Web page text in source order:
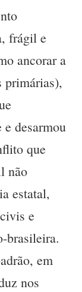
frágil e
ancorar a
primárias),
desarmou
que
não
estatal,
e
brasileira.
em
nos